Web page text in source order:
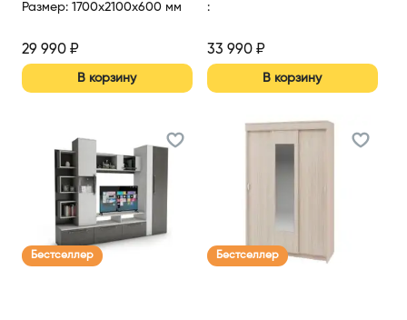
Размер: 1700x2100x600 мм
29 990 ₽
В корзину
:
33 990₽
В корзину
Бестселлер Бестселлер